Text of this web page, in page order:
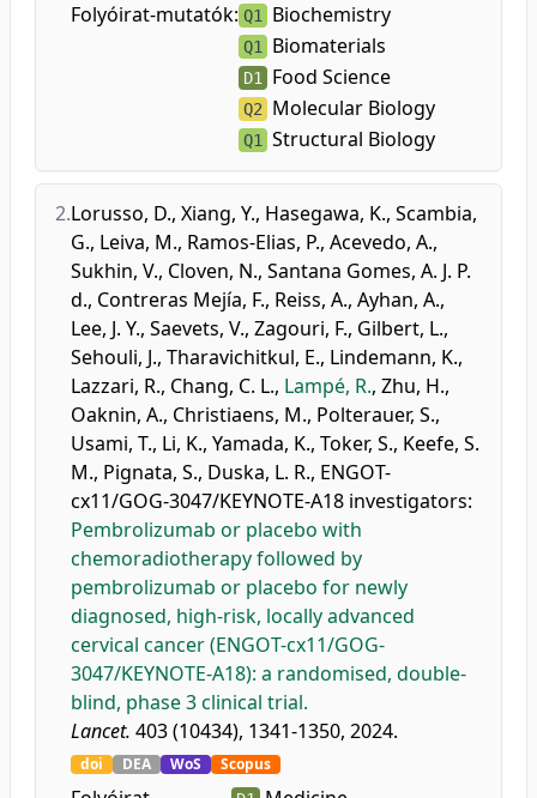
Folyóirat-mutatók: Q1 Biochemistry
Q1 Biomaterials
D1 Food Science
Q2 Molecular Biology
Q1 Structural Biology
2.Lorusso, D., Xiang, Y., Hasegawa, K., Scambia,
G., Leiva, M., Ramos-Elias, P., Acevedo, A.,
Sukhin, V., Cloven, N., Santana Gomes, A. J. P.
d., Contreras Mejía, F., Reiss, A., Ayhan, A.,
Lee, J. Y., Saevets, V., Zagouri, F., Gilbert, L.,
Sehouli, J., Tharavichitkul, E., Lindemann, K.,
Lazzari, R., Chang, C. L., Lampé, R., Zhu, H.,
Oaknin, A., Christiaens, M., Polterauer, S.,
Usami, T., Li, K., Yamada, K., Toker, S., Keefe, S.
M., Pignata, S., Duska, L. R., ENGOT-
cx11/GOG-3047/KEYNOTE-A18 investigators:
Pembrolizumab or placebo with
chemoradiotherapy followed by
pembrolizumab or placebo for newly
diagnosed, high-risk, locally advanced
cervical cancer (ENGOT-cx11/GOG-
3047/KEYNOTE-A18): a randomised, double-
blind, phase 3 clinical trial.
Lancet. 403 (10434), 1341-1350, 2024.
doi DEA WoS Scopus